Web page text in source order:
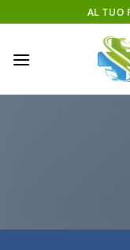
ai
AL TUO